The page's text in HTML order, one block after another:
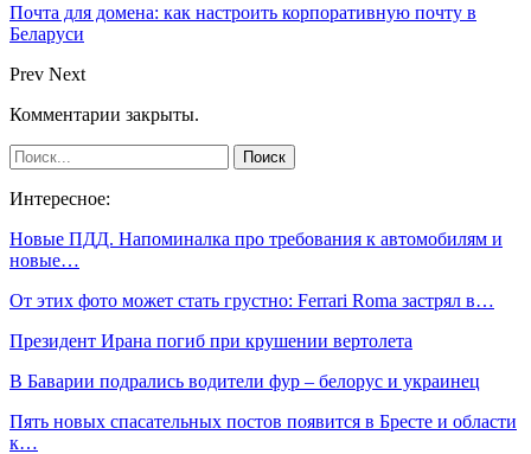
Почта для домена: как настроить корпоративную почту в
Беларуси
Prev Next
Комментарии закрыты.
Интересное:
Новые ПДД. Напоминалка про требования к автомобилям и
новые…
От этих фото может стать грустно: Ferrari Roma застрял в…
Президент Ирана погиб при крушении вертолета
В Баварии подрались водители фур – белорус и украинец
Пять новых спасательных постов появится в Бресте и области
к…